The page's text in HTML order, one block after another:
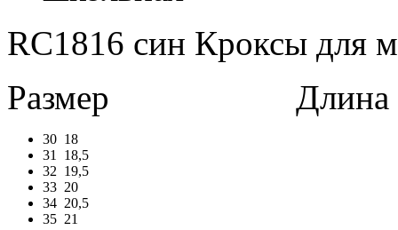
RC1816 син Кроксы для
Размер
Длина в
30 18
31
18,5
32 19,5
33 20
34 20,5
35 21